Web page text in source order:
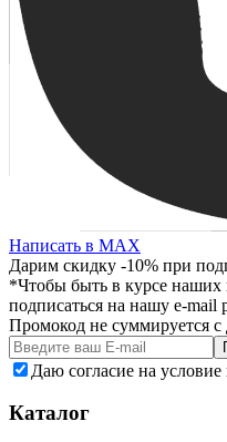
Написать в MAX
Дарим скидку -10% при
*Чтобы быть в курсе
подписаться на нашу e-mail
Промокод не суммируется
Даю согласие на
Каталог